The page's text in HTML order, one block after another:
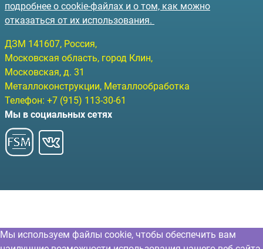
подробнее о cookie-файлах и о том, как можно
отказаться от их использования.
ДЗМ 141607, Россия,
Московская область, город Клин,
Московская, д. 31
Металлоконструкции, Металлообработка
Телефон: +7 (915) 113-30-61
Мы в социальных сетях
Мы используем файлы cookie, чтобы обеспечить вам